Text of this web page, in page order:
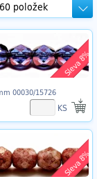
Sleva 8%
00030/15726
KS
Sleva 8%